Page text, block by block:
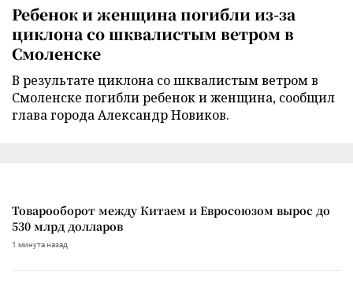
Ребенок и женщина погибли из-за
циклона со шквалистым ветром в
Смоленске
В результате циклона со шквалистым ветром в
Смоленске погибли ребенок и женщина, сообщил
глава города Александр Новиков.
Товарооборот между Китаем и Евросоюзом вырос до
530 млрд долларов
1 минута назад